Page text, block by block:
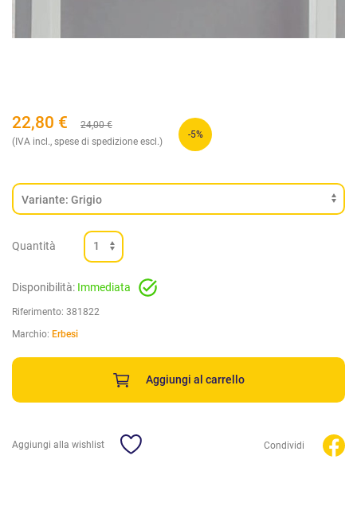
22,80 € 24,00€
(IVA incl., spese di spedizione escl.)
-5%
Quantità
Disponibilità: Immediata
Riferimento: 381822
Marchio: Erbesi
Aggiungi al carrello
Aggiungi alla wishlist Condividi